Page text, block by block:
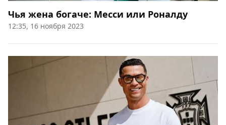
Чья жена богаче: Месси или Роналду
12:35, 16 ноября 2023